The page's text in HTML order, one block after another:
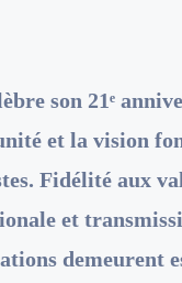
son 21ᵉ
et la vision
Fidélité aux
et
demeurent